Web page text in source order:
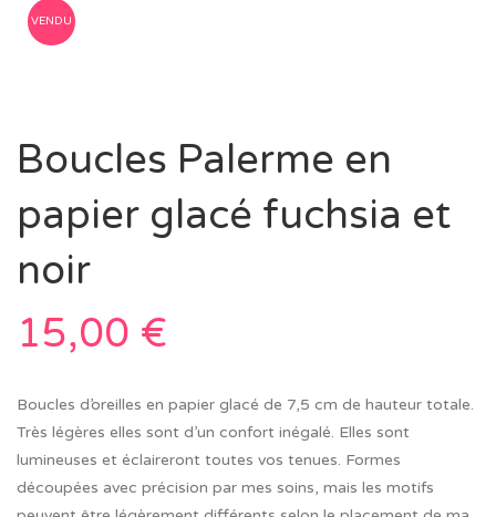
VENDU
Boucles Palerme en
papier glacé fuchsia et
noir
15,00 €
Boucles d’oreilles en papier glacé de 7,5 cm de hauteur totale.
Très légères elles sont d’un confort inégalé. Elles sont
lumineuses et éclaireront toutes vos tenues. Formes
découpées avec précision par mes soins, mais les motifs